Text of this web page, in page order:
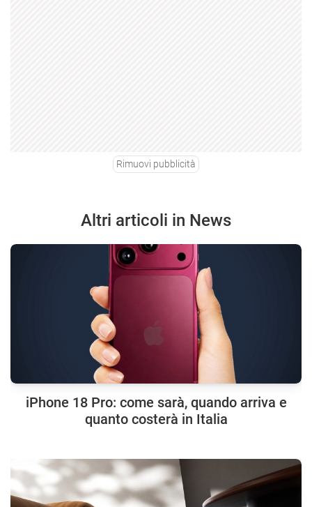
Rimuovi pubblicità
Altri articoli in News
iPhone 18 Pro: come sarà, quando arriva e
quanto costerà in Italia